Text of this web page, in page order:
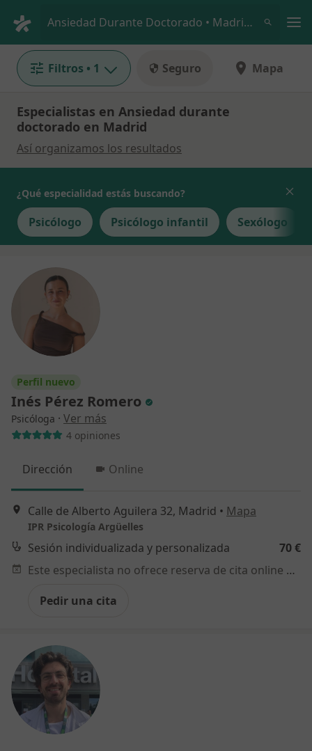
Ansiedad Durante Doctorado • Madrid, Madrid
Filtros • 1 Seguro Mapa
Especialistas en Ansiedad durante
doctorado en Madrid
Así organizamos los resultados
¿Qué especialidad estás buscando?
Psicólogo Psicólogo infantil Sexólogo
Perfil nuevo
Inés Pérez Romero
Psicóloga · Ver más
4 opiniones
Dirección Online
Calle de Alberto Aguilera 32, Madrid • Mapa
IPR Psicología Argüelles
Sesión individualizada y personalizada
70 €
Este especialista no ofrece reserva de cita online en esta dirección.
Pedir una cita